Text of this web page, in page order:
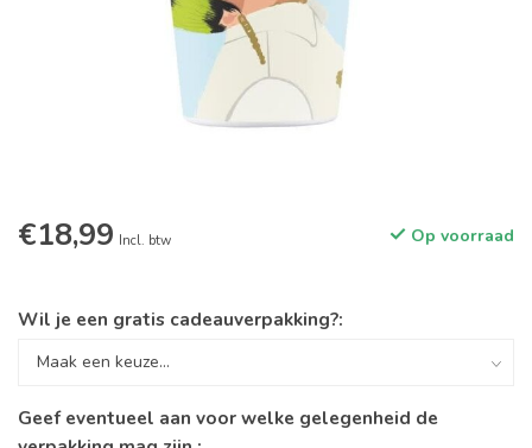
€18,99 Incl. btw Op voorraad
Wil je een gratis cadeauverpakking?:
Geef eventueel aan voor welke gelegenheid de